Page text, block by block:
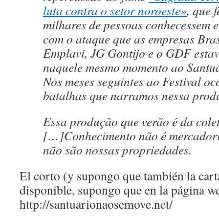
luta contra o setor noroeste», que
milhares de pessoas conhecessem
com o ataque que as empresas
Emplavi, JG Gontijo e o GDF
naquele mesmo momento ao
Nos meses seguintes ao Festival
batalhas que narramos nessa
Essa produção que verão é da
[…]Conhecimento não é
não são nossas propriedades.
El corto (y supongo que también la
disponible, supongo que en la página
http://santuarionaosemove.net/